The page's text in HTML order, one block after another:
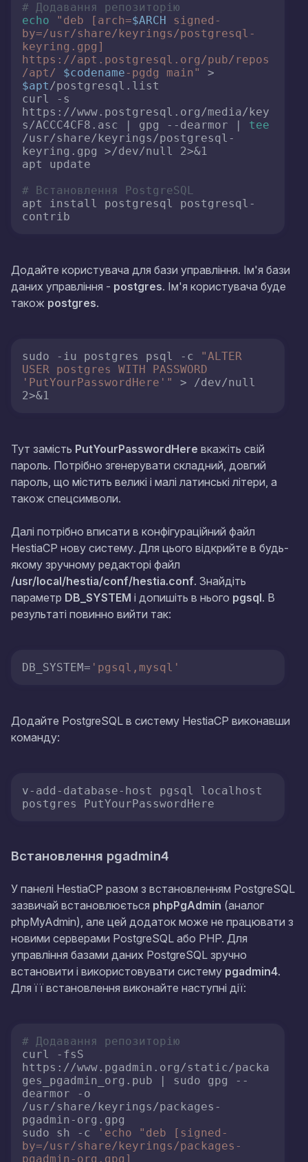
# Додавання репозиторію
echo
"deb [arch=$ARCH signed-
by=/usr/share/keyrings/postgresql-
keyring.gpg]
https://apt.postgresql.org/pub/repos
/apt/ $codename -pgdg main"
$apt/postgresql.list
curl -s
https://www.postgresql.org/media/key
s/ACCC4CF8.asc | gpg --dearmor | tee
/usr/share/keyrings/postgresql-
keyring.gpg >/dev/null 2>&1
apt update
# Встановлення PostgreSQL
apt install postgresql postgresql-
contrib
Додайте користувача для бази управління. Ім'я бази
даних управління - postgres. Ім'я користувача буде
також postgres.
sudo -iu postgres psql -c
"ALTER
USER postgres WITH PASSWORD
'PutYourPasswordHere'"
> /dev/null
2>&1
Тут замість PutYourPasswordHere вкажіть свій
пароль. Потрібно згенерувати складний, довгий
пароль, що містить великі і малі латинські літери, а
також спецсимволи.
Далі потрібно вписати в конфігураційний файл
HestiaCP нову систему. Для цього відкрийте в будь-
якому зручному редакторі файл
/usr/local/hestia/conf/hestia.conf. Знайдіть
параметр DB_SYSTEM і допишіть в нього pgsql. В
результаті повинно вийти так:
DB_SYSTEM= 'pgsql,mysql'
Додайте PostgreSQL в систему HestiaCP виконавши
команду:
v-add-database-host pgsql localhost
postgres PutYourPasswordHere
Встановлення pgadmin4
У панелі HestiaCP разом з встановленням PostgreSQL
зазвичай встановлюється phpPgAdmin (аналог
phpMyAdmin), але цей додаток може не працювати з
новими серверами PostgreSQL або PHP. Для
управління базами даних PostgreSQL зручно
встановити і використовувати систему pgadmin4.
Для її встановлення виконайте наступні дії:
# Додавання репозиторію
curl -fsS
https://www.pgadmin.org/static/packa
ges_pgadmin_org.pub | sudo gpg --
dearmor -o
/usr/share/keyrings/packages-
pgadmin-org.gpg
sudo sh -c
'echo "deb [signed-
by=/usr/share/keyrings/packages-
pgadmin-org.gpg]